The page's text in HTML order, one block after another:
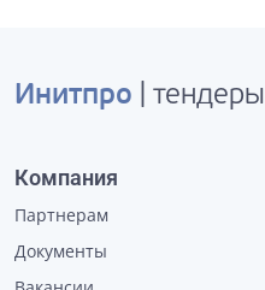
Инитпро | тендеры
Компания
Партнерам
Документы